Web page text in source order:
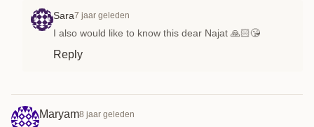
Sara7 jaar geleden
I also would like to know this dear Najat 🙏🏻😘
Reply
Maryam8 jaar geleden